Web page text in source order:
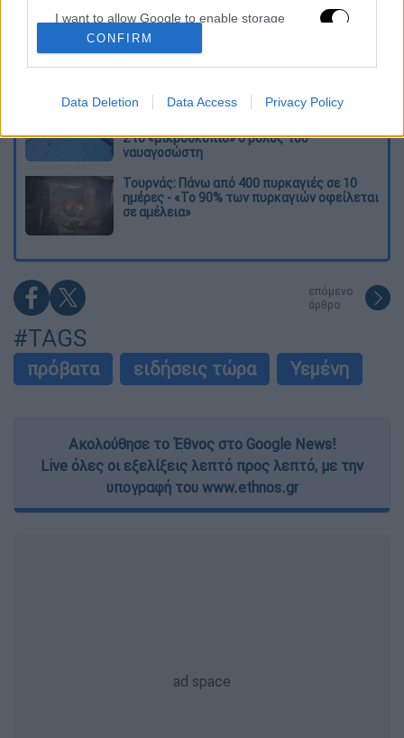
I want to allow Google to enable storage
related to security, including authentication
functionality and fraud prevention, and other
CONFIRM
Data Deletion Data Access Privacy Policy
Ελισάβετ Κωνσταντινίδου στο ethnos.gr:
«Κάθε πόλεμος είναι ένας εμφύλιος, όλοι
είμαστε αδέλφια»
Στον εισαγγελέα ο ιδιοκτήτης του beach
Στο «μικροσκόπιο» ο ρόλος του
ναυαγοσώστη
Τουρνάς: Πάνω από 400 πυρκαγιές σε 10
ημέρες - «Το 90% των πυρκαγιών οφείλεται
σε αμέλεια»
επόμενο
άρθρο
#TAGS
πρόβατα ειδήσεις τώρα Υεμένη
Ακολούθησε το Έθνος στο Google News!
Live όλες οι εξελίξεις λεπτό προς λεπτό, με την
υπογραφή του www.ethnos.gr